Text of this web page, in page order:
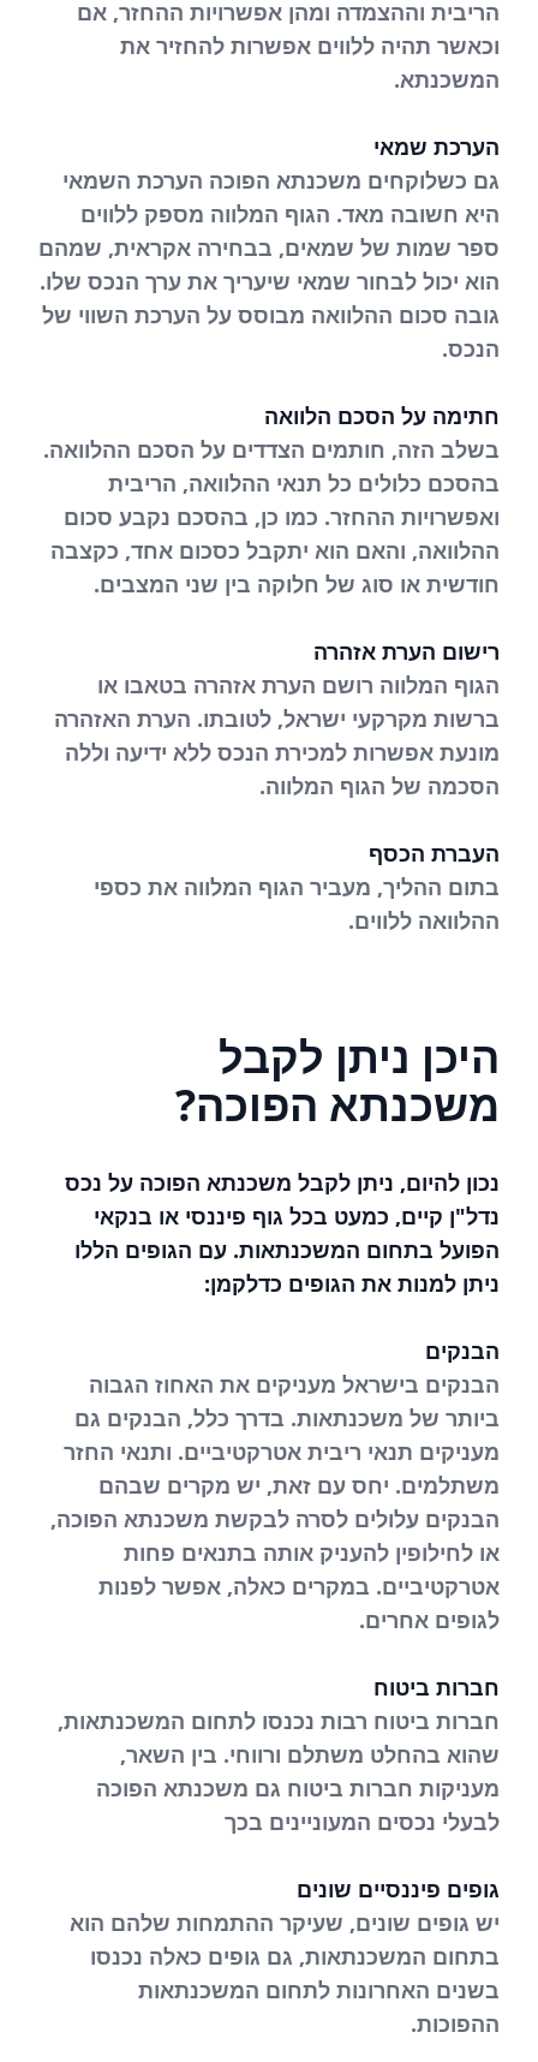
הריבית וההצמדה ומהן אפשרויות ההחזר, אם
וכאשר תהיה ללווים אפשרות להחזיר את
המשכנתא.
הערכת שמאי
גם כשלוקחים משכנתא הפוכה הערכת השמאי
היא חשובה מאד. הגוף המלווה מספק ללווים
ספר שמות של שמאים, בבחירה אקראית, שמהם
הוא יכול לבחור שמאי שיעריך את ערך הנכס שלו.
גובה סכום ההלוואה מבוסס על הערכת השווי של
הנכס.
חתימה על הסכם הלוואה
בשלב הזה, חותמים הצדדים על הסכם ההלוואה.
בהסכם כלולים כל תנאי ההלוואה, הריבית
ואפשרויות ההחזר. כמו כן, בהסכם נקבע סכום
ההלוואה, והאם הוא יתקבל כסכום אחד, כקצבה
חודשית או סוג של חלוקה בין שני המצבים.
רישום הערת אזהרה
הגוף המלווה רושם הערת אזהרה בטאבו או
ברשות מקרקעי ישראל, לטובתו. הערת האזהרה
מונעת אפשרות למכירת הנכס ללא ידיעה וללה
הסכמה של הגוף המלווה.
העברת הכסף
בתום ההליך, מעביר הגוף המלווה את כספי
ההלוואה ללווים.
היכן ניתן לקבל
משכנתא הפוכה?
נכון להיום, ניתן לקבל משכנתא הפוכה על נכס
נדל"ן קיים, כמעט בכל גוף פיננסי או בנקאי
הפועל בתחום המשכנתאות. עם הגופים הללו
ניתן למנות את הגופים כדלקמן:
הבנקים
הבנקים בישראל מעניקים את האחוז הגבוה
ביותר של משכנתאות. בדרך כלל, הבנקים גם
מעניקים תנאי ריבית אטרקטיביים. ותנאי החזר
משתלמים. יחס עם זאת, יש מקרים שבהם
הבנקים עלולים לסרה לבקשת משכנתא הפוכה,
או לחילופין להעניק אותה בתנאים פחות
אטרקטיביים. במקרים כאלה, אפשר לפנות
לגופים אחרים.
חברות ביטוח
חברות ביטוח רבות נכנסו לתחום המשכנתאות,
שהוא בהחלט משתלם ורווחי. בין השאר,
מעניקות חברות ביטוח גם משכנתא הפוכה
לבעלי נכסים המעוניינים בכך
גופים פיננסיים שונים
יש גופים שונים, שעיקר ההתמחות שלהם הוא
בתחום המשכנתאות, גם גופים כאלה נכנסו
בשנים האחרונות לתחום המשכנתאות
ההפוכות.